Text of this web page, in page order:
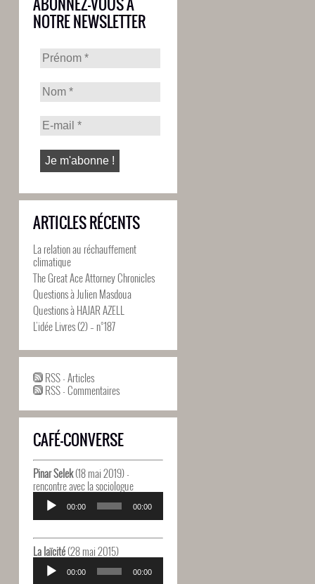
NOTRE NEWSLETTER
ARTICLES RÉCENTS
La relation au réchauffement
climatique
The Great Ace Attorney Chronicles
Questions à Julien Masdoua
Questions à HAJAR AZELL
L’idée Livres (2) – n°187
RSS - Articles
RSS - Commentaires
CAFÉ-CONVERSE
Pinar Selek(18 mai 2019) -
rencontre avec la sociologue
Lecteur
audio
00:00 00:00
La laïcité(28 mai 2015)
Lecteur
audio
00:00 00:00